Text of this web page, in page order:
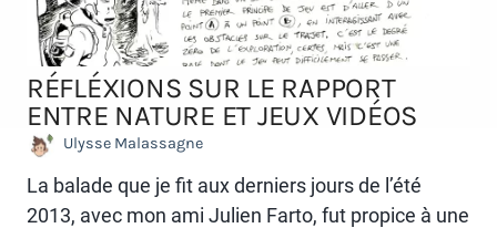
RÉFLÉXIONS SUR LE RAPPORT
ENTRE NATURE ET JEUX VIDÉOS
Ulysse Malassagne
La balade que je fit aux derniers jours de l’été
2013, avec mon ami Julien Farto, fut propice à une